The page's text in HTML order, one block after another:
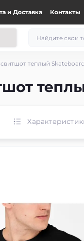
и Доставка Контакты
теплый